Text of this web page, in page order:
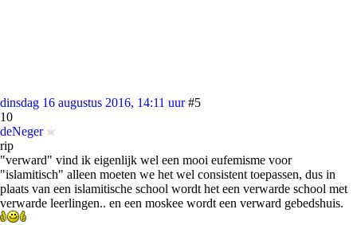
dinsdag 16 augustus 2016, 14:11 uur #5
10
deNeger
rip
"verward" vind ik eigenlijk wel een mooi eufemisme voor
"islamitisch" alleen moeten we het wel consistent toepassen, dus in
plaats van een islamitische school wordt het een verwarde school met
verwarde leerlingen.. en een moskee wordt een verward gebedshuis.